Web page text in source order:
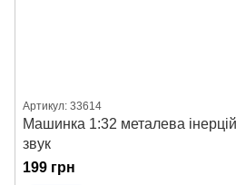
Артикул: 33614
Машинка 1:32 металева
звук
199 грн